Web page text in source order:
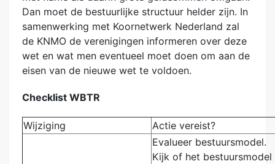
Dan moet de bestuurlijke structuur helder zijn. In
samenwerking met Koornetwerk Nederland zal
de KNMO de verenigingen informeren over deze
wet en wat men eventueel moet doen om aan de
eisen van de nieuwe wet te voldoen.
Checklist WBTR
Wijziging Actie vereist?
Evalueer bestuursmodel.
Kijk of het bestuursmodel